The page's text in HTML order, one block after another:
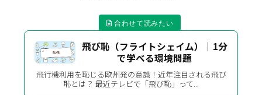
飛び恥（フライトシェイム）｜1分
で学べる環境問題
飛行機利用を恥じる欧州発の意識！近年注目される飛び
恥とは？ 最近テレビで「飛び恥」って...